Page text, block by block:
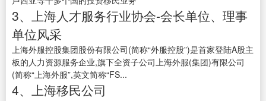
3、上海人才服务行业协会-会长单位、理事
单位风采
上海外服控股集团股份有限公司(简称“外服控股”)是首家登陆A股主
板的人力资源服务企业,旗下全资子公司上海外服(集团)有限公司
(简称“上海外服”,英文简称“FS...
4、上海移民公司